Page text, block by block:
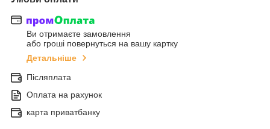
Ви отримаєте замовлення
або гроші повернуться на вашу картку
Детальніше
Післяплата
Оплата на рахунок
карта приватбанку